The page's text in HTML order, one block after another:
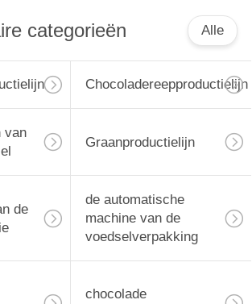
categorieën Alle
Chocoladereepproductielijn
van
Graanproductielijn
de
de automatische
machine van de
voedselverpakking
chocolade